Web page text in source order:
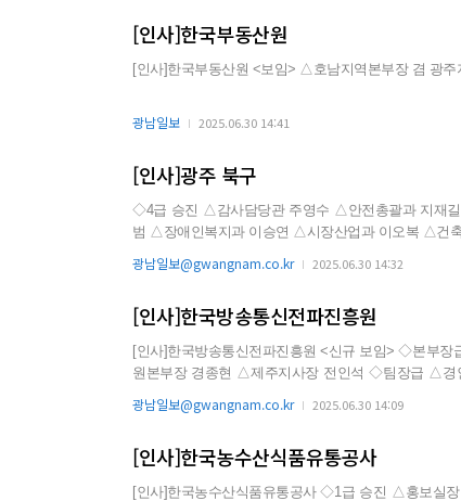
[인사]한국부동산원
[인사]한국부동산원 <보임> △호남지역본부
광남일보 2025.06.30 14:41
[인사]광주 북구
◇4급 승진 △감사담당관 주영수 △안전총괄과 지재길 ◇5급 승진 △기획조정실 송창주 △주거복지과 이미영 △시장산업과 김행
범 △장애인복지과 이승연 △시장산업과 이오복 △건
광남일보@gwangnam.co.kr 2025.06.30 14:32
[인사]한국방송통신전파진흥원
[인사]한국방송통신전파진흥원 <신규 보임> ◇본부장급 △ICT자격본부장 조영필 △전남본부장 정중섭 △경북본부장 김영대 △강
원본부장 경종현 △제주지사장 전인석 ◇팀장급 △경인본부 사업팀장 임현준 △전남본부 여수지사장 손덕 △전북본부 사업팀장
△운영지원단 안전보건센터장 오효식 △경영기획본부...
광남일보@gwangnam.co.kr 2025.06.30 14:09
[인사]한국농수산식품유통공사
[인사]한국농수산식품유통공사 ◇1급 승진 △홍보실장 고혁성 △재무관리처장 박향섭 ◇2급 승진 △안전보건팀장 김기일 △가공